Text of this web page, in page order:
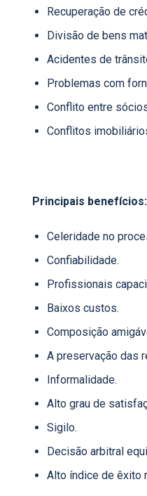
Recuperação de
Divisão de bens
Acidentes de
Problemas com
Conflito entre
Conflitos
Principais benefícios:
Celeridade no
Confiabilidade.
Profissionais
Baixos custos.
Composição
A preservação das
Informalidade.
Alto grau de
Sigilo.
Decisão arbitral
Alto índice de êxito